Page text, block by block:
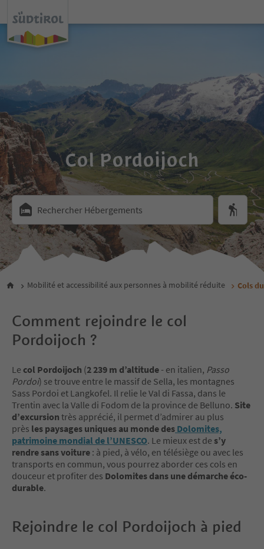
Col Pordoijoch
Rechercher Hébergements
Mobilité et accessibilité aux personnes à mobilité réduite Cols
Comment rejoindre le col
Pordoijoch ?
Le col Pordoijoch (2 239 m d’altitude - en italien, Passo
Pordoi) se trouve entre le massif de Sella, les montagnes
Sass Pordoi et Langkofel. Il relie le Val di Fassa, dans le
Trentin avec la Valle di Fodom de la province de Belluno. Site
d’excursion très apprécié, il permet d’admirer au plus
près les paysages uniques au monde des Dolomites,
patrimoine mondial de l’UNESCO. Le mieux est de s’y
rendre sans voiture : à pied, à vélo, en télésiège ou avec les
transports en commun, vous pourrez aborder ces cols en
douceur et profiter des Dolomites dans une démarche éco-
durable.
Rejoindre le col Pordoijoch à pied